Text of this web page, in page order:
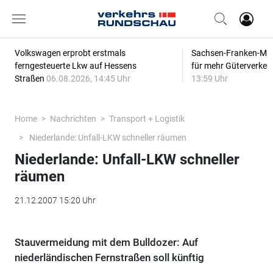
Volkswagen erprobt erstmals
ferngesteuerte Lkw auf Hessens
Straßen 06.08.2026, 14:45 Uhr
Sachsen-Franken-
für mehr
13:59 Uhr
Home Nachrichten
Transport + Logistik
Niederlande: Unfall-LKW schneller räumen
Niederlande: Unfall-LKW schneller
räumen
21.12.2007 15:20 Uhr
Stauvermeidung mit dem Bulldozer: Auf
niederländischen Fernstraßen soll künftig